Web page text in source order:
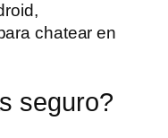
chatear en
seguro?